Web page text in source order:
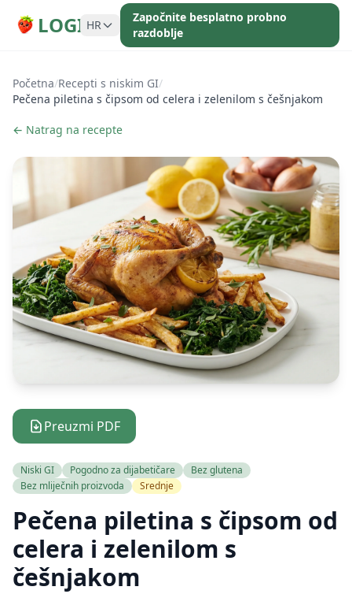
LOGI HR
Započnite besplatno probno
razdoblje
Početna/Recepti s niskim GI/
Pečena piletina s čipsom od celera i zelenilom s češnjakom
← Natrag na recepte
Preuzmi PDF
Niski GI Pogodno za dijabetičare
Bez glutena
Bez mliječnih proizvoda
Srednje
Pečena piletina s čipsom od
celera i zelenilom s
češnjakom